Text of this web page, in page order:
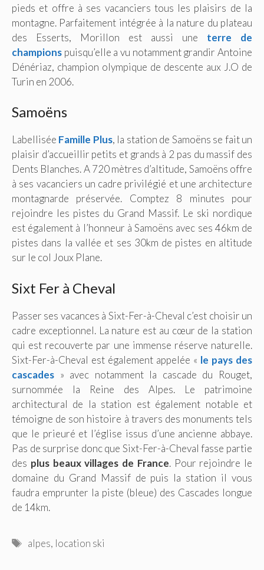
pieds et offre à ses vacanciers tous les plaisirs de la
montagne. Parfaitement intégrée à la nature du plateau
des Esserts, Morillon est aussi une terre de
champions puisqu’elle a vu notamment grandir Antoine
Dénériaz, champion olympique de descente aux J.O de
Turin en 2006.
Samoëns
Labellisée Famille Plus, la station de Samoëns se fait un
plaisir d’accueillir petits et grands à 2 pas du massif des
Dents Blanches. A 720 mètres d’altitude, Samoëns offre
à ses vacanciers un cadre privilégié et une architecture
montagnarde préservée. Comptez 8 minutes pour
rejoindre les pistes du Grand Massif. Le ski nordique
est également à l’honneur à Samoëns avec ses 46km de
pistes dans la vallée et ses 30km de pistes en altitude
sur le col Joux Plane.
Sixt Fer à Cheval
Passer ses vacances à Sixt-Fer-à-Cheval c’est choisir un
cadre exceptionnel. La nature est au cœur de la station
qui est recouverte par une immense réserve naturelle.
Sixt-Fer-à-Cheval est également appelée « le pays des
cascades » avec notamment la cascade du Rouget,
surnommée la Reine des Alpes. Le patrimoine
architectural de la station est également notable et
témoigne de son histoire à travers des monuments tels
que le prieuré et l’église issus d’une ancienne abbaye.
Pas de surprise donc que Sixt-Fer-à-Cheval fasse partie
des plus beaux villages de France. Pour rejoindre le
domaine du Grand Massif de puis la station il vous
faudra emprunter la piste (bleue) des Cascades longue
de 14km.
Étiquettes
alpes, location ski